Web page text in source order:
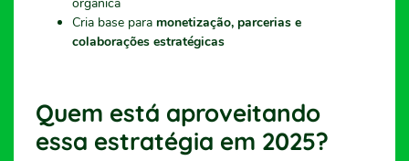
Cria base para monetização, parcerias e
colaborações estratégicas
Quem está aproveitando
essa estratégia em 2025?